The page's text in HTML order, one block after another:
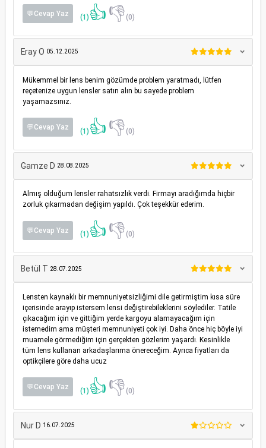
💬Cevap Yaz (1) 👍👎(0)
Eray O 05.12.2025
Mükemmel bir lens benim gözümde problem yaratmadı, lütfen
reçetenize uygun lensler satın alın bu sayede problem
yaşamazsınız.
💬Cevap Yaz (1) 👍👎(0)
Gamze D 28.08.2025
Almış olduğum lensler rahatsızlık verdi. Firmayı aradığımda hiçbir
zorluk çıkarmadan değişim yapıldı. Çok teşekkür ederim.
💬Cevap Yaz (1) 👍👎(0)
Betül T 28.07.2025
Lensten kaynaklı bir memnuniyetsizliğimi dile getirmiştim kısa süre
içerisinde arayıp istersem lensi değiştirebileklerini söylediler. Tatile
çıkacağım için ve gittiğim yerde kargoyu alamayacağım için
istemedim ama müşteri memnuniyeti çok iyi. Daha önce hiç böyle iyi
muamele görmediğim için gerçekten gözlerim yaşardı. Kesinlikle
tüm lens kullanan arkadaşlarıma önereceğim. Ayrıca fiyatları da
optikçilere göre daha ucuz
💬Cevap Yaz (1) 👍👎(0)
Nur D 16.07.2025